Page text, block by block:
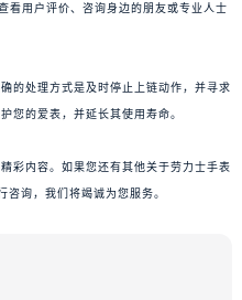
看用户评价、咨询身边的朋友或专业人士
的处理方式是及时停止上链动作，并寻求
您的爱表，并延长其使用寿命。
彩内容。如果您还有其他关于劳力士手表
咨询，我们将竭诚为您服务。